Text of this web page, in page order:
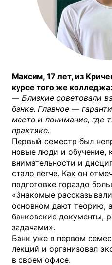
Максим, 17 лет, из
курсе того же колледжа:
— Близкие советовали
банке. Главное —
место и понимание, где
практике.
Первый семестр был
новые люди и обучение,
внимательности и
стало легче. Как он
подготовке гораздо
«Знакомые
основном дают теорию,
банковские документы,
задачами».
Банк уже в первом
лекций и организовал
в своем офисе.